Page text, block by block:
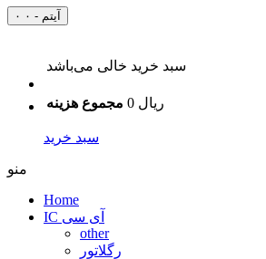
۰ آیتم - ۰
سبد خرید خالی می‌باشد
مجموع هزینه 0 ریال
سبد خرید
منو
Home
IC آی سی
other
رگلاتور